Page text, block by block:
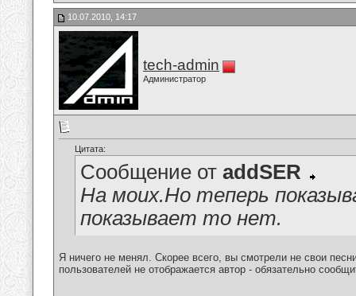
10.07.2010, 14:17
tech-admin
Администратор
Цитата:
Сообщение от addSER
На моих.Но теперь
показывает то нет.
Я ничего не менял. Скорее всего, вы смотрели не свои
пользователей не отображается автор - обязательно